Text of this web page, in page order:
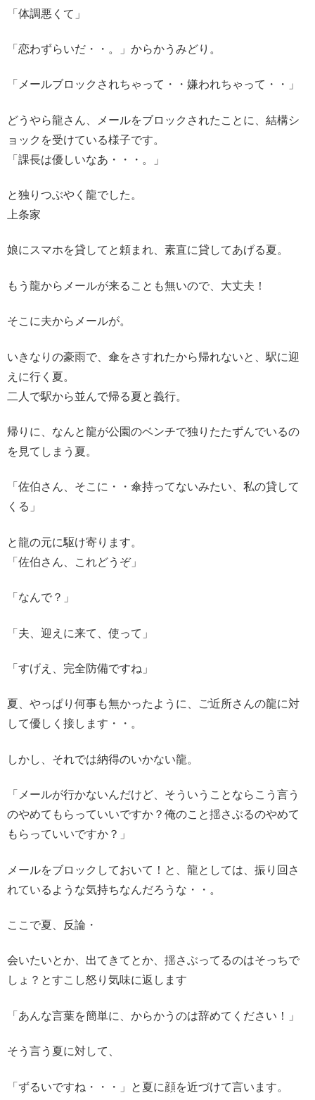
「体調悪くて」
「恋わずらいだ・・。」からかうみどり。
「メールブロックされちゃって・・嫌われちゃって・・」
どうやら龍さん、メールをブロックされたことに、結構シ
ョックを受けている様子です。
「課長は優しいなあ・・・。」
と独りつぶやく龍でした。
上条家
娘にスマホを貸してと頼まれ、素直に貸してあげる夏。
もう龍からメールが来ることも無いので、大丈夫！
そこに夫からメールが。
いきなりの豪雨で、傘をさすれたから帰れないと、駅に迎
えに行く夏。
二人で駅から並んで帰る夏と義行。
帰りに、なんと龍が公園のベンチで独りたたずんでいるの
を見てしまう夏。
「佐伯さん、そこに・・傘持ってないみたい、私の貸して
くる」
と龍の元に駆け寄ります。
「佐伯さん、これどうぞ」
「なんで？」
「夫、迎えに来て、使って」
「すげえ、完全防備ですね」
夏、やっぱり何事も無かったように、ご近所さんの龍に対
して優しく接します・・。
しかし、それでは納得のいかない龍。
「メールが行かないんだけど、そういうことならこう言う
のやめてもらっていいですか？俺のこと揺さぶるのやめて
もらっていいですか？」
メールをブロックしておいて！と、龍としては、振り回さ
れているような気持ちなんだろうな・・。
ここで夏、反論・
会いたいとか、出てきてとか、揺さぶってるのはそっちで
しょ？とすこし怒り気味に返します
「あんな言葉を簡単に、からかうのは辞めてください！」
そう言う夏に対して、
「ずるいですね・・・」と夏に顔を近づけて言います。